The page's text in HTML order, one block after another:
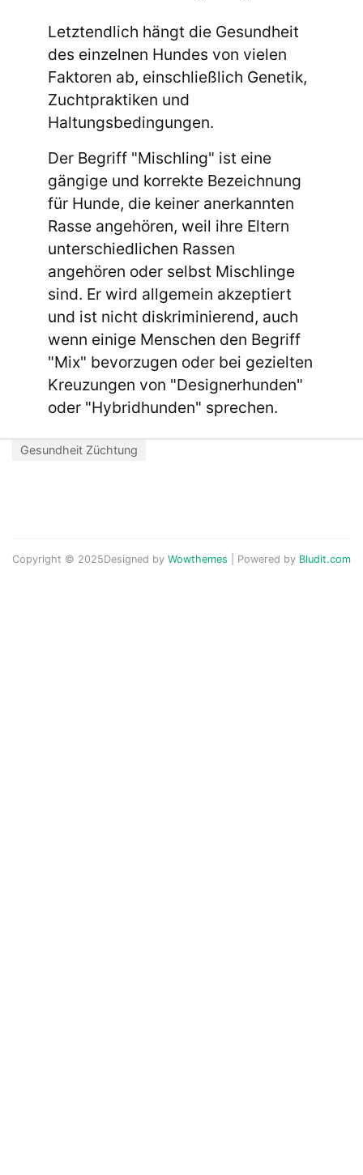
Letztendlich hängt die Gesundheit
des einzelnen Hundes von vielen
Faktoren ab, einschließlich Genetik,
Zuchtpraktiken und
Haltungsbedingungen.
Der Begriff "Mischling" ist eine
gängige und korrekte Bezeichnung
für Hunde, die keiner anerkannten
Rasse angehören, weil ihre Eltern
unterschiedlichen Rassen
angehören oder selbst Mischlinge
sind. Er wird allgemein akzeptiert
und ist nicht diskriminierend, auch
wenn einige Menschen den Begriff
"Mix" bevorzugen oder bei gezielten
Kreuzungen von "Designerhunden"
oder "Hybridhunden" sprechen.
Gesundheit Züchtung
Copyright © 2025Designed by Wowthemes | Powered by Bludit.com